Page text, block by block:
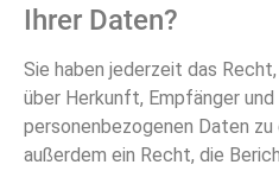
Ihrer Daten?
Sie haben jederzeit das
über Herkunft, Empfänger
personenbezogenen Daten zu
außerdem ein Recht, die